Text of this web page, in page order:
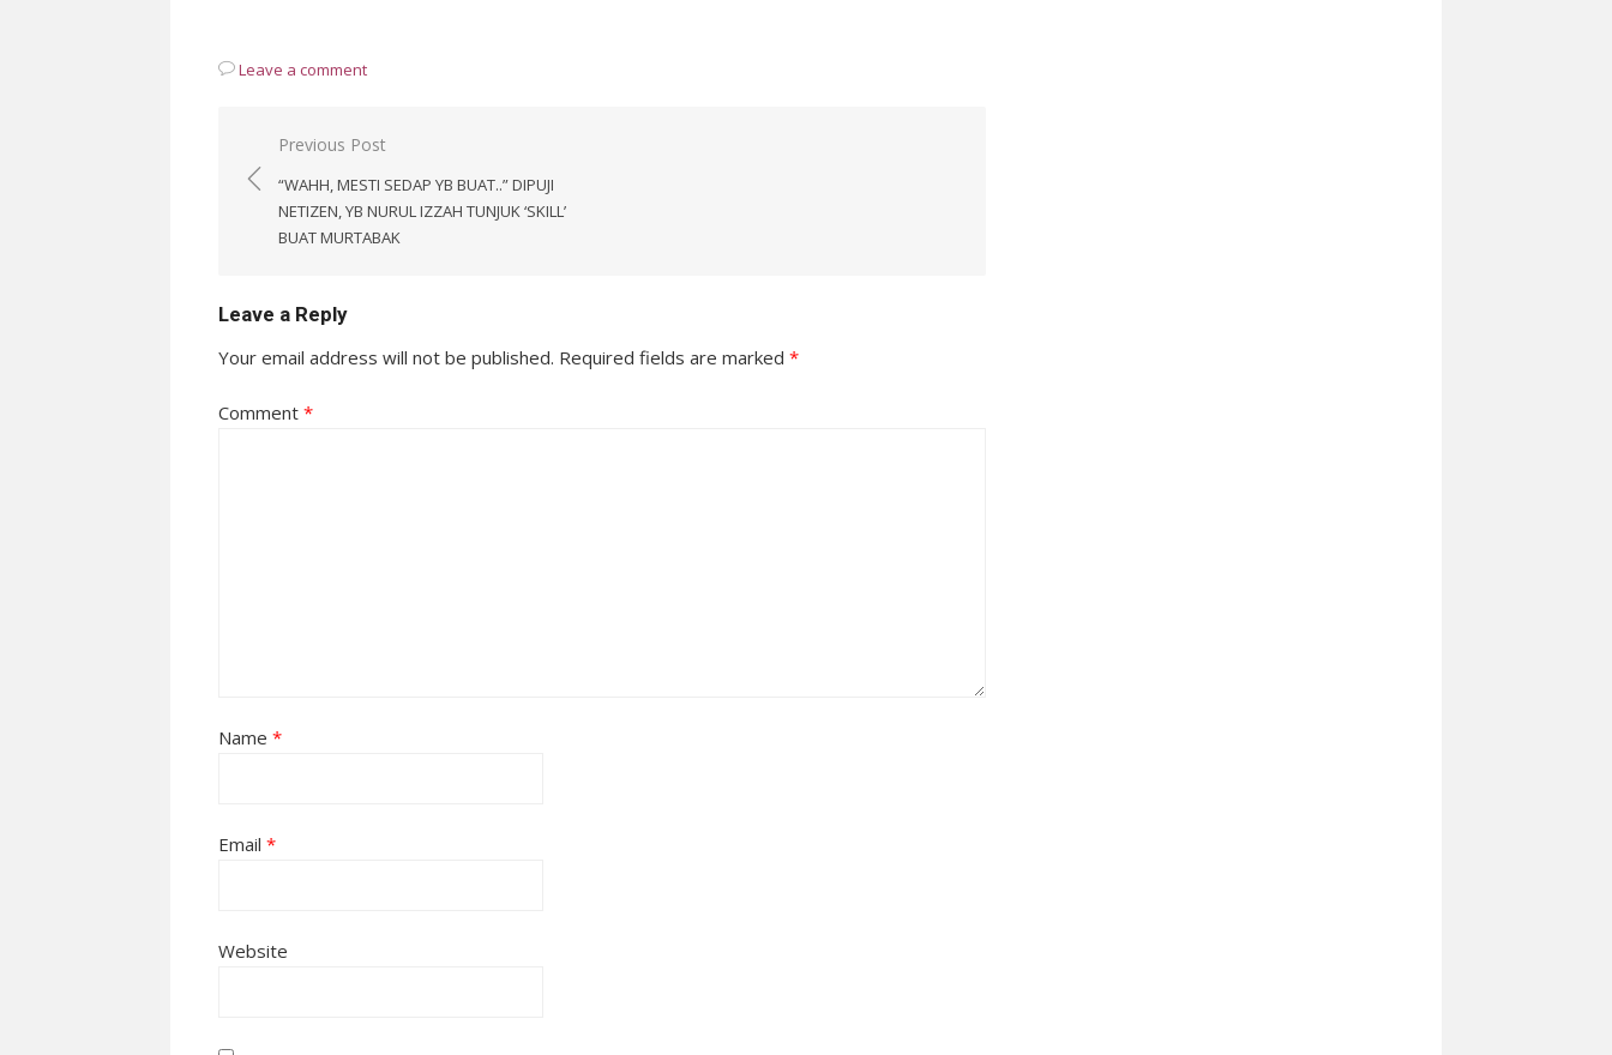
Leave a comment
Post
navigation
Previous Post
“WAHH, MESTI SEDAP YB BUAT..” DIPUJI
NETIZEN, YB NURUL IZZAH TUNJUK ‘SKILL’
BUAT MURTABAK
Leave a Reply
Your email address will not be published. Required fields are marked *
Comment *
Name *
Email *
Website